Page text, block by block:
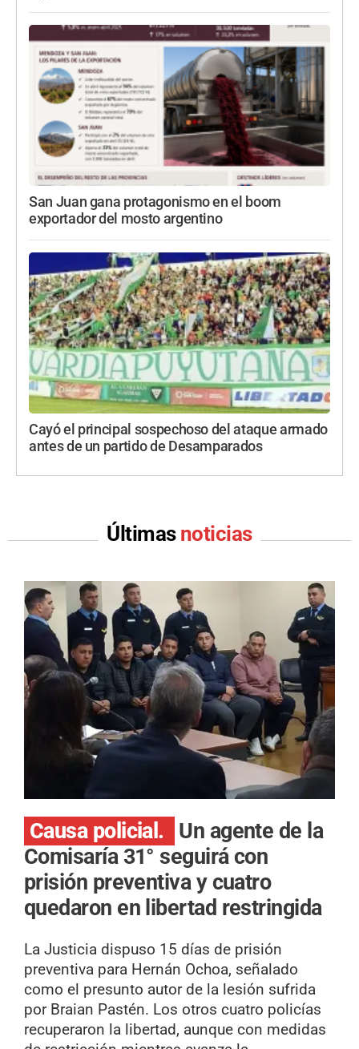
San Juan gana protagonismo en el boom
exportador del mosto argentino
Cayó el principal sospechoso del ataque armado
antes de un partido de Desamparados
Últimas noticias
Causa policial.
Un agente de la
Comisaría 31° seguirá con
prisión preventiva y cuatro
quedaron en libertad restringida
La Justicia dispuso 15 días de prisión
preventiva para Hernán Ochoa, señalado
como el presunto autor de la lesión sufrida
por Braian Pastén. Los otros cuatro policías
recuperaron la libertad, aunque con medidas